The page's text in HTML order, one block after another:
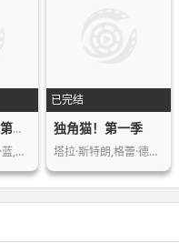
宝可梦 礼宾部第一季
能年玲奈,菲鲁兹·蓝,奥野瑛太,小坂宏…
已完结
独角猫！第一季
塔拉·斯特朗,格蕾·德丽斯勒,凯特·米…